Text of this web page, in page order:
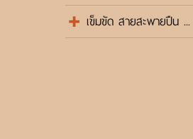
เข็มขัด สายสะพายปืน ...